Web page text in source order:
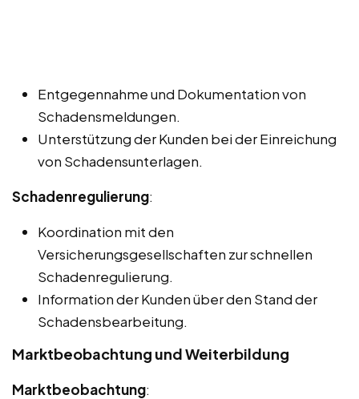
Entgegennahme und Dokumentation von
Schadensmeldungen.
Unterstützung der Kunden bei der Einreichung
von Schadensunterlagen.
Schadenregulierung:
Koordination mit den
Versicherungsgesellschaften zur schnellen
Schadenregulierung.
Information der Kunden über den Stand der
Schadensbearbeitung.
Marktbeobachtung und Weiterbildung
Marktbeobachtung: